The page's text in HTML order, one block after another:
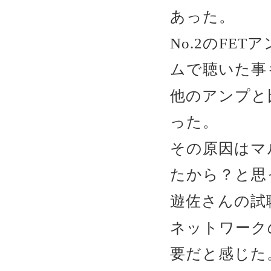
あった。
No.2のFETア
ムで聴いた
他のアンプ
った。
その原因は
たから？と思
遊佐さんの
ネットワー
要だと感じた